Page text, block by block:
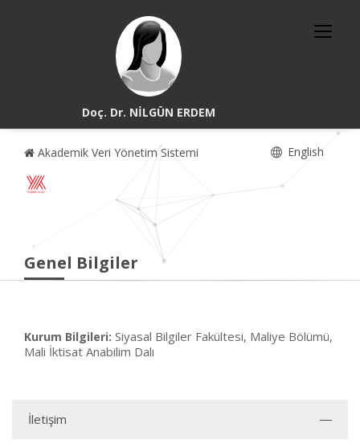
Doç. Dr. NİLGÜN ERDEM
Akademik Veri Yönetim Sistemi English
Genel Bilgiler
Kurum Bilgileri: Siyasal Bilgiler Fakültesi, Maliye Bölümü,
Mali İktisat Anabilim Dalı
İletişim